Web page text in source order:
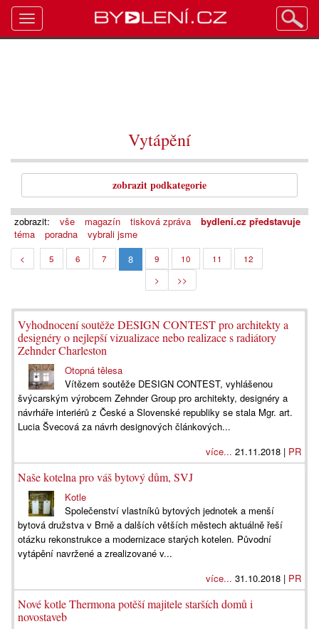
Vytápění
zobrazit podkategorie
zobrazit: vše magazín tisková zpráva
bydlení.cz představuje
téma
poradna vybrali jsme
< 5 6 7 8 9 10 11
12
>
>>
Vyhodnocení soutěže DESIGN CONTEST pro architekty a
designéry o nejlepší vizualizace nebo realizace s radiátory
Zehnder Charleston
Otopná tělesa
Vítězem soutěže DESIGN CONTEST, vyhlášenou
švýcarským výrobcem Zehnder Group pro architekty, designéry a
návrháře interiérů z České a Slovenské republiky se stala Mgr. art.
Lucia Švecová za návrh designových článkových...
více... 21.11.2018 | PR
Naše kotelna pro váš bytový dům, SVJ
Kotle
Společenství vlastníků bytových jednotek a menší
bytová družstva v Brně a dalších větších městech aktuálně řeší
otázku rekonstrukce a modernizace starých kotelen. Původní
vytápění navržené a zrealizované v...
více... 31.10.2018 | PR
Nové kotle Thermona potěší majitele starších domů i
novostaveb
Toggle
navigation